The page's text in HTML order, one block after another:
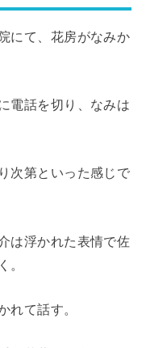
にて、花房がなみか
電話を切り、なみは
次第といった感じで
は浮かれた表情で佐
。
れて話す。